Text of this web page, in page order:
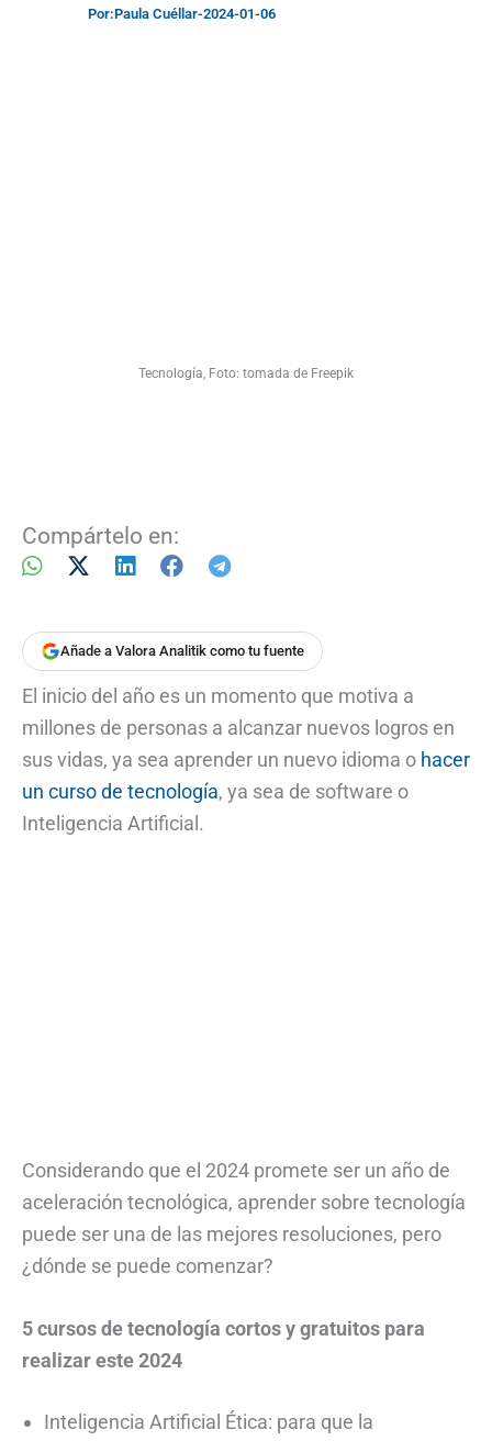
Por:Paula Cuéllar-2024-01-06
Tecnología, Foto: tomada de Freepik
Compártelo en:
Añade a Valora Analitik como tu fuente
El inicio del año es un momento que motiva a
millones de personas a alcanzar nuevos logros en
sus vidas, ya sea aprender un nuevo idioma o hacer
un curso de tecnología, ya sea de software o
Inteligencia Artificial.
Considerando que el 2024 promete ser un año de
aceleración tecnológica, aprender sobre tecnología
puede ser una de las mejores resoluciones, pero
¿dónde se puede comenzar?
5 cursos de tecnología cortos y gratuitos para
realizar este 2024
Inteligencia Artificial Ética: para que la